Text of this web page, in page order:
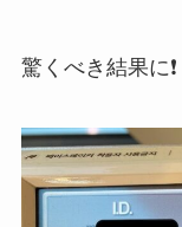
驚くべき結果に❗️